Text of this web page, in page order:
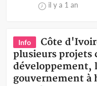
il y a 1 an
Info
Côte
plusieurs projets
développement,
gouvernement à